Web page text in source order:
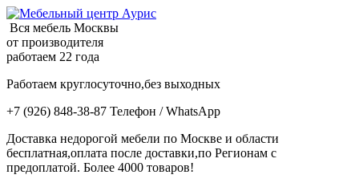
Вся мебель Москвы
от производителя
работаем 22 года
Работаем круглосуточно,без выходных
+7 (926) 848-38-87 Телефон / WhatsApp
Доставка недорогой мебели по Москве и области
бесплатная,оплата после доставки,по Регионам с
предоплатой. Более 4000 товаров!